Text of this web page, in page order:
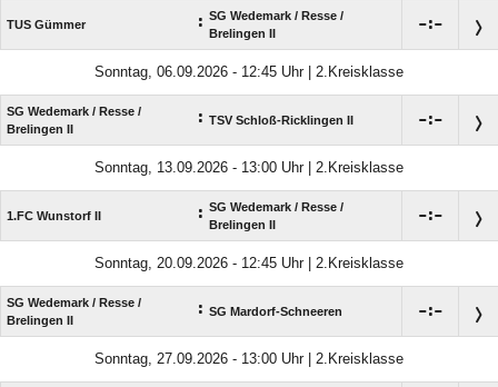
TUS Gümmer : SG Wedemark /​ Resse /​
Brelingen II
:
Sonntag, 06.09.2026 - 12:45 Uhr | 2.Kreisklasse
SG Wedemark /​ Resse /​
Brelingen II
: TSV Schloß-Ricklingen II :
Sonntag, 13.09.2026 - 13:00 Uhr | 2.Kreisklasse
1.FC Wunstorf II : SG Wedemark /​ Resse /​
Brelingen II
:
Sonntag, 20.09.2026 - 12:45 Uhr | 2.Kreisklasse
SG Wedemark /​ Resse /​
Brelingen II
: SG Mardorf-Schneeren :
Sonntag, 27.09.2026 - 13:00 Uhr | 2.Kreisklasse